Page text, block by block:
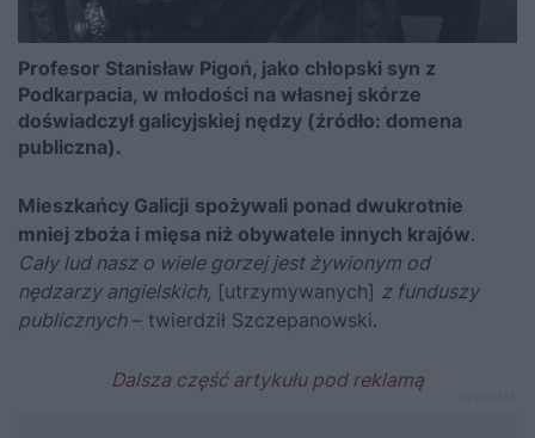
Profesor Stanisław Pigoń, jako chłopski syn z
Podkarpacia, w młodości na własnej skórze
doświadczył galicyjskiej nędzy (źródło: domena
publiczna).
Mieszkańcy Galicji spożywali ponad dwukrotnie
mniej zboża i mięsa niż obywatele innych krajów.
Cały lud nasz o wiele gorzej jest żywionym od
nędzarzy angielskich, [utrzymywanych] z funduszy
publicznych– twierdził Szczepanowski.